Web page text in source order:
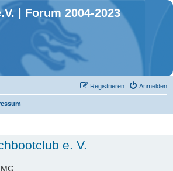
| Forum 2004-2023
Anmelden
Registrieren
e. V.